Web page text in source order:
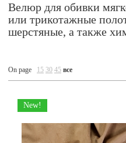
Велюр для обивки
или трикотажные
шерстяные, а также
On page 15 30 45 все
New!